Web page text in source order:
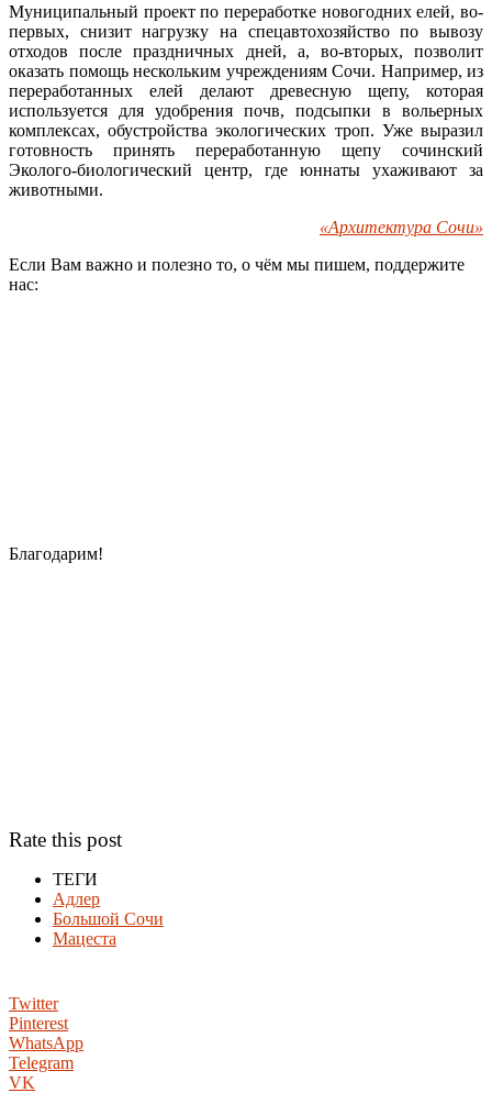
Муниципальный проект по переработке новогодних елей, во-
первых, снизит нагрузку на спецавтохозяйство по вывозу
отходов после праздничных дней, а, во-вторых, позволит
оказать помощь нескольким учреждениям Сочи. Например, из
переработанных елей делают древесную щепу, которая
используется для удобрения почв, подсыпки в вольерных
комплексах, обустройства экологических троп. Уже выразил
готовность принять переработанную щепу сочинский
Эколого-биологический центр, где юннаты ухаживают за
животными.
«Архитектура Сочи»
Если Вам важно и полезно то, о чём мы пишем, поддержите
нас:
Благодарим!
Rate this post
ТЕГИ
Адлер
Большой Сочи
Мацеста
Twitter
Pinterest
WhatsApp
Telegram
VK